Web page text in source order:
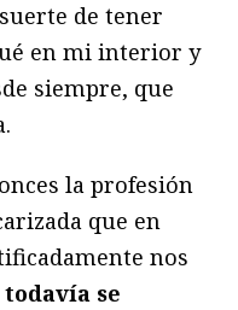
de tener
en mi interior y
siempre, que
la profesión
que en
nos
se